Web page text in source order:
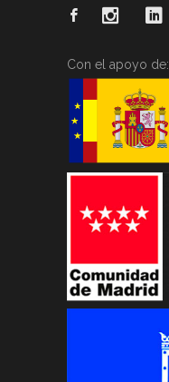
Con el apoyo de: